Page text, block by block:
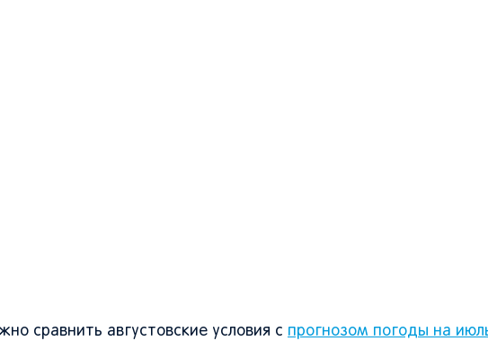
сравнить августовские условия с прогнозом погоды на